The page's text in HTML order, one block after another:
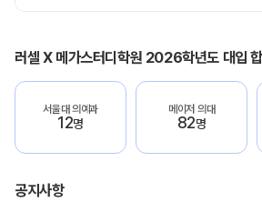
러셀 X 메가스터디학원 2026학년도 대입
서울대 의예과
12명
메이저 의대
82명
공지사항